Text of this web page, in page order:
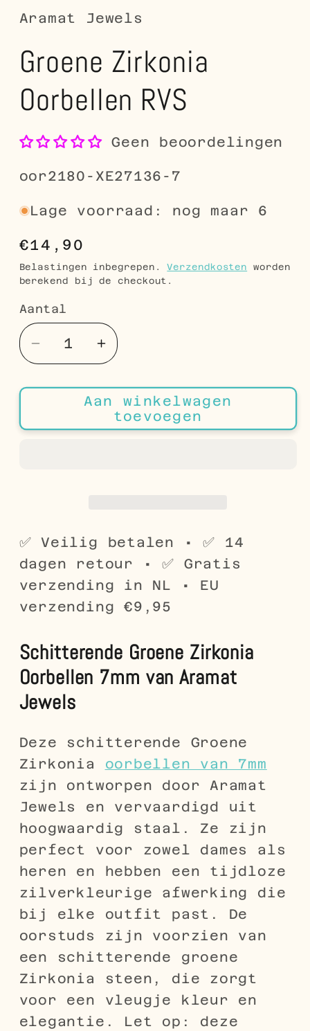
Aramat Jewels
Groene Zirkonia
Oorbellen RVS
Geen beoordelingen
SKU:
oor2180-XE27136-7
Lage voorraad: nog maar 6
Normale
prijs
€14,90
Belastingen inbegrepen.Verzendkosten worden
berekend bij de checkout.
Aantal
Aantal
Aantal
verlagen
voor
Groene
Zirkonia
Aantal
verhogen
voor
Groene
Zirkonia
Aan winkelwagen
toevoegen
✅ Veilig betalen • ✅ 14
dagen retour • ✅ Gratis
verzending in NL • EU
verzending €9,95
Schitterende Groene Zirkonia
Oorbellen 7mm van Aramat
Jewels
Deze schitterende Groene
Zirkonia oorbellen van 7mm
zijn ontworpen door Aramat
Jewels en vervaardigd uit
hoogwaardig staal. Ze zijn
perfect voor zowel dames als
heren en hebben een tijdloze
zilverkleurige afwerking die
bij elke outfit past. De
oorstuds zijn voorzien van
een schitterende groene
Zirkonia steen, die zorgt
voor een vleugje kleur en
elegantie. Let op: deze